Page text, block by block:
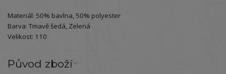
Materiál: 50% bavlna, 50% polyester
Barva: Tmavě šedá, Zelená
Velikost: 110
Původ zboží